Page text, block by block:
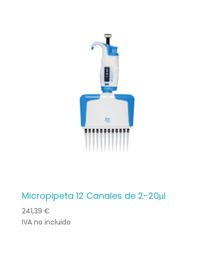
Micropipeta 12 Canales de 2-20μl
241,39 €
IVA no incluido